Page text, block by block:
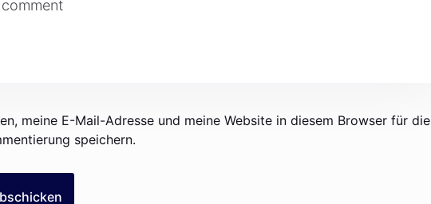
meine E-Mail-Adresse und meine Website in diesem Browser für die
speichern.